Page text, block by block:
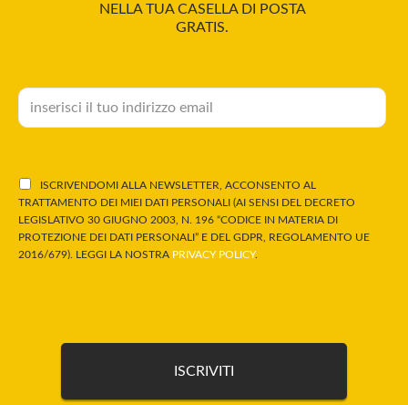
NELLA TUA CASELLA DI POSTA
GRATIS.
ISCRIVENDOMI ALLA NEWSLETTER, ACCONSENTO AL
TRATTAMENTO DEI MIEI DATI PERSONALI (AI SENSI DEL DECRETO
LEGISLATIVO 30 GIUGNO 2003, N. 196 “CODICE IN MATERIA DI
PROTEZIONE DEI DATI PERSONALI” E DEL GDPR, REGOLAMENTO UE
2016/679). LEGGI LA NOSTRA PRIVACY POLICY.